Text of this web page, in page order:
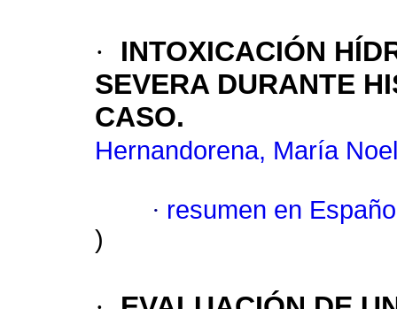
·
INTOXICACIÓN
SEVERA DURANTE
CASO.
Hernandorena, María Noel
· resumen en
)